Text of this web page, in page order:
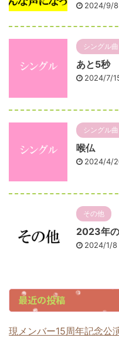
2024/9/8
シングル曲
あと5秒
2024/7/
シングル曲
喉仏
2024/4/
その他
2023年
2024/1/8
最近の投稿
現メンバー15周年記念公